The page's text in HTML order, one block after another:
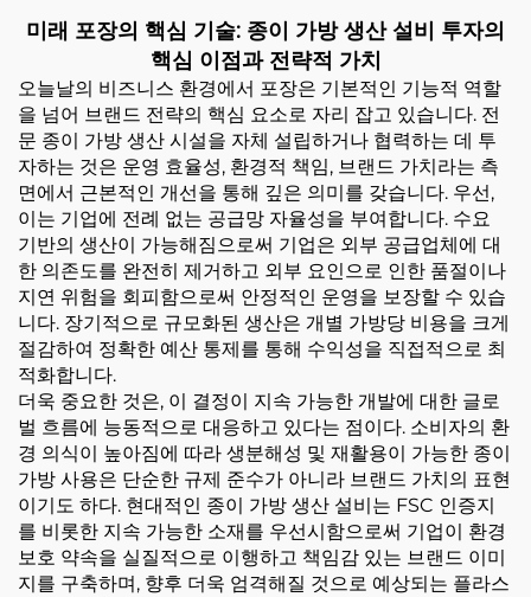
미래 포장의 핵심 기술: 종이 가방 생산 설비 투자의
핵심 이점과 전략적 가치
오늘날의 비즈니스 환경에서 포장은 기본적인 기능적 역할
을 넘어 브랜드 전략의 핵심 요소로 자리 잡고 있습니다. 전
문 종이 가방 생산 시설을 자체 설립하거나 협력하는 데 투
자하는 것은 운영 효율성, 환경적 책임, 브랜드 가치라는 측
면에서 근본적인 개선을 통해 깊은 의미를 갖습니다. 우선,
이는 기업에 전례 없는 공급망 자율성을 부여합니다. 수요
기반의 생산이 가능해짐으로써 기업은 외부 공급업체에 대
한 의존도를 완전히 제거하고 외부 요인으로 인한 품절이나
지연 위험을 회피함으로써 안정적인 운영을 보장할 수 있습
니다. 장기적으로 규모화된 생산은 개별 가방당 비용을 크게
절감하여 정확한 예산 통제를 통해 수익성을 직접적으로 최
적화합니다.
더욱 중요한 것은, 이 결정이 지속 가능한 개발에 대한 글로
벌 흐름에 능동적으로 대응하고 있다는 점이다. 소비자의 환
경 의식이 높아짐에 따라 생분해성 및 재활용이 가능한 종이
가방 사용은 단순한 규제 준수가 아니라 브랜드 가치의 표현
이기도 하다. 현대적인 종이 가방 생산 설비는 FSC 인증지
를 비롯한 지속 가능한 소재를 우선시함으로써 기업이 환경
보호 약속을 실질적으로 이행하고 책임감 있는 브랜드 이미
지를 구축하며, 향후 더욱 엄격해질 것으로 예상되는 플라스